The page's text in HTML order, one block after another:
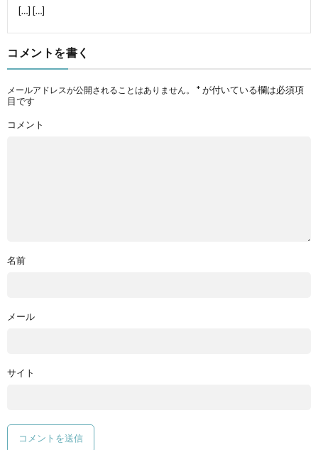
[…] […]
コメントを書く
メールアドレスが公開されることはありません。 *が付いている欄は必須項
目です
コメント
名前
メール
サイト